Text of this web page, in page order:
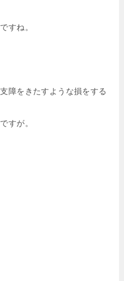
すね。
障をきたすような損をする
すが。